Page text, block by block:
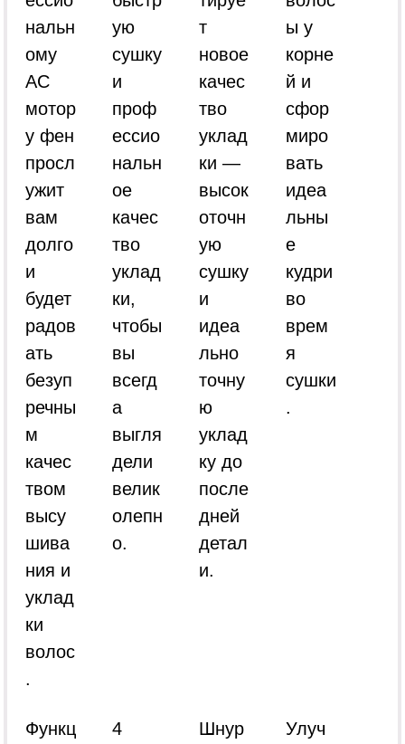
нальн
ому
АС
мотор
у фен
просл
ужит
вам
долго
и
будет
радов
ать
безуп
речны
м
качес
твом
высу
шива
ния и
уклад
ки
волос
.
ую
сушку
и
проф
ессио
нальн
ое
качес
тво
уклад
ки,
чтобы
вы
всегд
а
выгля
дели
велик
олепн
о.
т
новое
качес
тво
уклад
ки —
высок
оточн
ую
сушку
и
идеа
льно
точну
ю
уклад
ку до
после
дней
детал
и.
ы у
корне
й и
сфор
миро
вать
идеа
льны
е
кудри
во
врем
я
сушки
.
Функц
4
Шнур
Улуч